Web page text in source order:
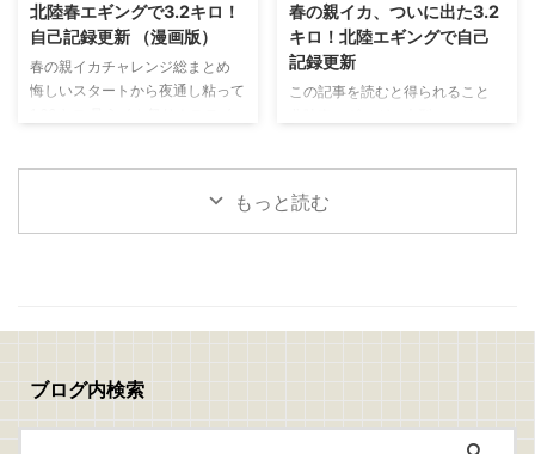
に軽く塩を振り5分ほど置きます
表面に出てきた水分をキッチンペ
ーパーで丁寧に拭き取ったら塩コ
ショウを振ります 次に、 小麦粉
→ 溶き卵 → パン粉 の順番で衣を
...
よく親父と一緒にやっていた
「真鯛のぶっこみ釣り」 最近は
アジングやエギングなど、どちら
かといえばライトで手返しの良い
釣りが中心でしたが、ぶっこみ釣
りますね 仕掛けを遠投して潮を
見ながら、魚が入って ...
北陸春エギングで3.2キロ！
自己記録更新 （漫画版）
春の親イカチャレンジ総まとめ
悔しいスタートから夜通し粘って
春の親イカ、ついに出た3.2
キロ！北陸エギングで自己
記録更新
この記事を読むと得られること
につく 春の親イカチャレンジ 今
回は、春の親イカ狙いの釣行をま
→5/18(月)：1.0キロ、1.47キロ、
もっと読む
ブログ内検索